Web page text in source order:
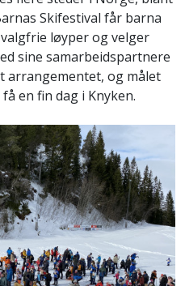
Skifestival får barna
løyper og velger
sine samarbeidspartnere
arrangementet, og målet
en fin dag i Knyken.